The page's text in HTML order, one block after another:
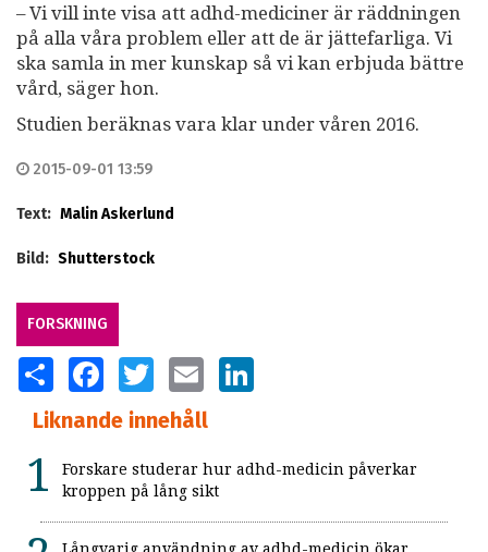
– Vi vill inte visa att adhd-mediciner är räddningen
på alla våra problem eller att de är jättefarliga. Vi
ska samla in mer kunskap så vi kan erbjuda bättre
vård, säger hon.
Studien beräknas vara klar under våren 2016.
2015-09-01 13:59
Text: Malin Askerlund
Bild: Shutterstock
FORSKNING
SHARE FACEBOOKTWITTER EMAIL
Liknande innehåll
Forskare studerar hur adhd-medicin påverkar
kroppen på lång sikt
Långvarig användning av adhd-medicin ökar